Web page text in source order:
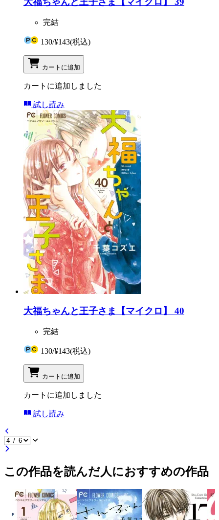
完結
130/¥143(税込)
カートに追加
カートに追加しました
試し読み
大福ちゃんと王子さま【マイクロ】 40
完結
130/¥143(税込)
カートに追加
カートに追加しました
試し読み
この作品を読んだ人におすすめの作品